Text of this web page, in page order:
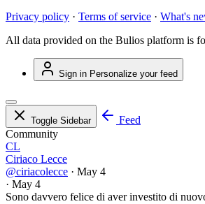
Privacy policy · Terms of service · What's
All data provided on the Bulios platform is
Sign in Personalize your feed
Toggle Sidebar
Feed
Community
CL
Ciriaco Lecce
@ciriacolecce · May 4
· May 4
Sono davvero felice di aver investito di